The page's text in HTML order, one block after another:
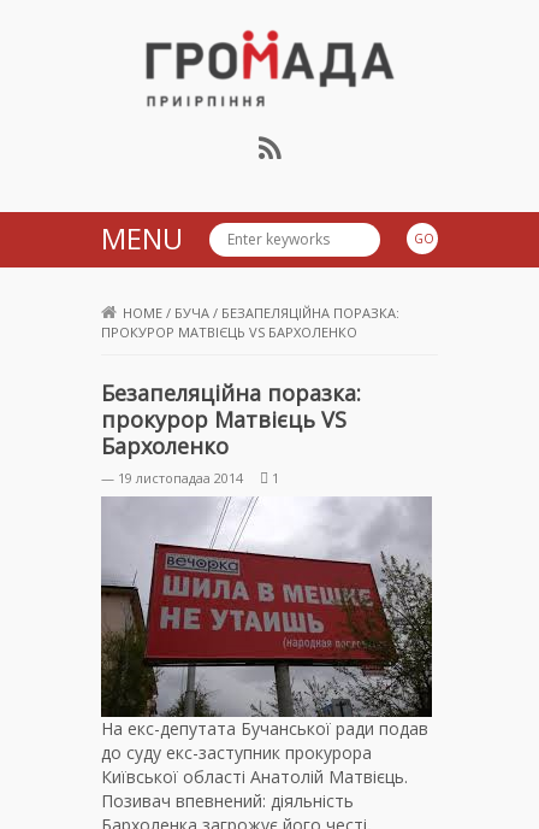
Громада Приірпіння
MENU
HOME / БУЧА / БЕЗАПЕЛЯЦІЙНА ПОРАЗКА:
ПРОКУРОР МАТВІЄЦЬ VS БАРХОЛЕНКО
Безапеляційна поразка:
прокурор Матвієць VS
Бархоленко
— 19 листопадаа 2014 1
На екс-депутата Бучанської ради подав
до суду екс-заступник прокурора
Київської області Анатолій Матвієць.
Позивач впевнений: діяльність